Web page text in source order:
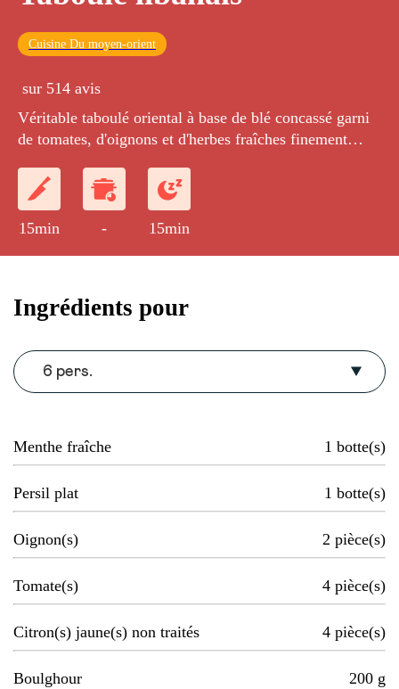
Cuisine Du moyen-orient
sur 514 avis
Véritable taboulé oriental à base de blé concassé garni
de tomates, d'oignons et d'herbes fraîches finement
15min - 15min
Ingrédients pour
6 pers.
Menthe fraîche 1 botte(s)
Persil plat 1 botte(s)
Oignon(s) 2 pièce(s)
Tomate(s) 4 pièce(s)
Citron(s) jaune(s) non traités 4 pièce(s)
Boulghour 200 g